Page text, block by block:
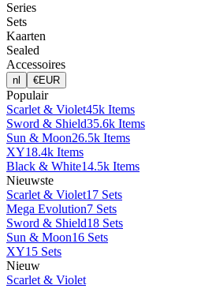
Series
Sets
Kaarten
Sealed
Accessoires
nl €EUR
Populair
Scarlet & Violet45k Items
Sword & Shield35.6k Items
Sun & Moon26.5k Items
XY18.4k Items
Black & White14.5k Items
Nieuwste
Scarlet & Violet17 Sets
Mega Evolution7 Sets
Sword & Shield18 Sets
Sun & Moon16 Sets
XY15 Sets
Nieuw
Scarlet & Violet